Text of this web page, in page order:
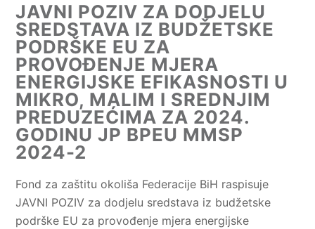
JAVNI POZIV ZA DODJELU
SREDSTAVA IZ BUDŽETSKE
PODRŠKE EU ZA
PROVOĐENJE MJERA
ENERGIJSKE EFIKASNOSTI U
MIKRO, MALIM I SREDNJIM
PREDUZEĆIMA ZA 2024.
GODINU JP BPEU MMSP
2024-2
Fond za zaštitu okoliša Federacije BiH raspisuje
JAVNI POZIV za dodjelu sredstava iz budžetske
podrške EU za provođenje mjera energijske